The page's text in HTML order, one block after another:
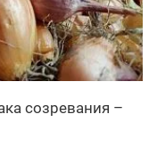
созревания –